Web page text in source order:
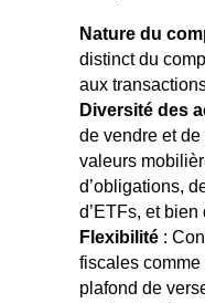
Nature du
distinct du
aux
Diversité des
de vendre et
valeurs
d’obligations,
d’ETFs, et bien
Flexibilité :
fiscales comme
plafond de